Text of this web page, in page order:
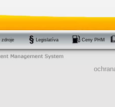
zdroje Legislatíva Ceny PHM